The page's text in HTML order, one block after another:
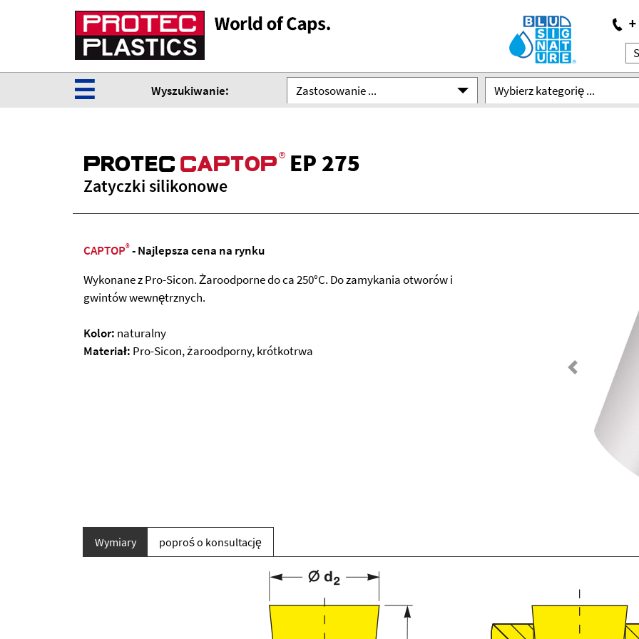
☰ Wyszukiwanie: Zastosowanie ... Wybierz kategorię ...
ProteC CaPtoP® EP 275
Zatyczki silikonowe
CAPTOP®- Najlepsza cena na rynku
Wykonane z Pro-Sicon. Żaroodporne do ca 250°C. Do zamykania otworów i
gwintów wewnętrznych.
Kolor: naturalny
Materiał: Pro-Sicon, żaroodporny, krótkotrwa
Previous
Wymiary poproś o konsultację